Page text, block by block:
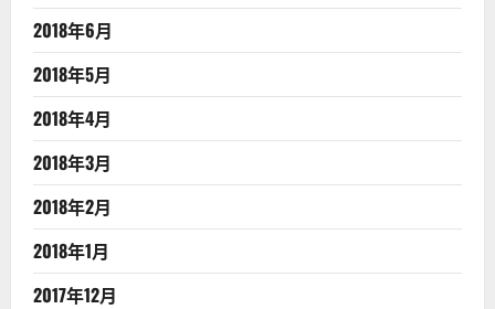
2018年6月
2018年5月
2018年4月
2018年3月
2018年2月
2018年1月
2017年12月